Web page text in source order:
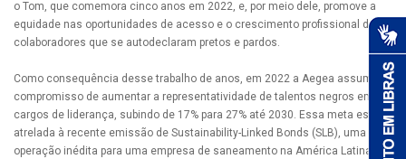
o Tom, que comemora cinco anos em 2022, e, por meio dele, promove a
equidade nas oportunidades de acesso e o crescimento profissional dos
colaboradores que se autodeclaram pretos e pardos.
Como consequência desse trabalho de anos, em 2022 a Aegea assumiu o
compromisso de aumentar a representatividade de talentos negros em
cargos de liderança, subindo de 17% para 27% até 2030. Essa meta está
atrelada à recente emissão de Sustainability-Linked Bonds (SLB), uma
operação inédita para uma empresa de saneamento na América Latina e